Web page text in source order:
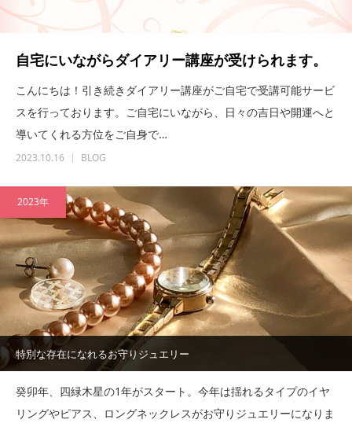
自宅にいながらダイアリー講座が受けられます。
こんにちは！引き続きダイアリー講座がご自宅で受講可能サービ
スを行っております。ご自宅にいながら、日々の吉日や開運へと
導いてくれる方位をご自身で…
2023.10.16 BLOG
2023年
特別な存在になれるお守りジュエリー
癸卯年、四緑木星の1年がスタート。今年は揺れるタイプのイヤ
リングやピアス、ロングネックレスがお守りジュエリーになりま